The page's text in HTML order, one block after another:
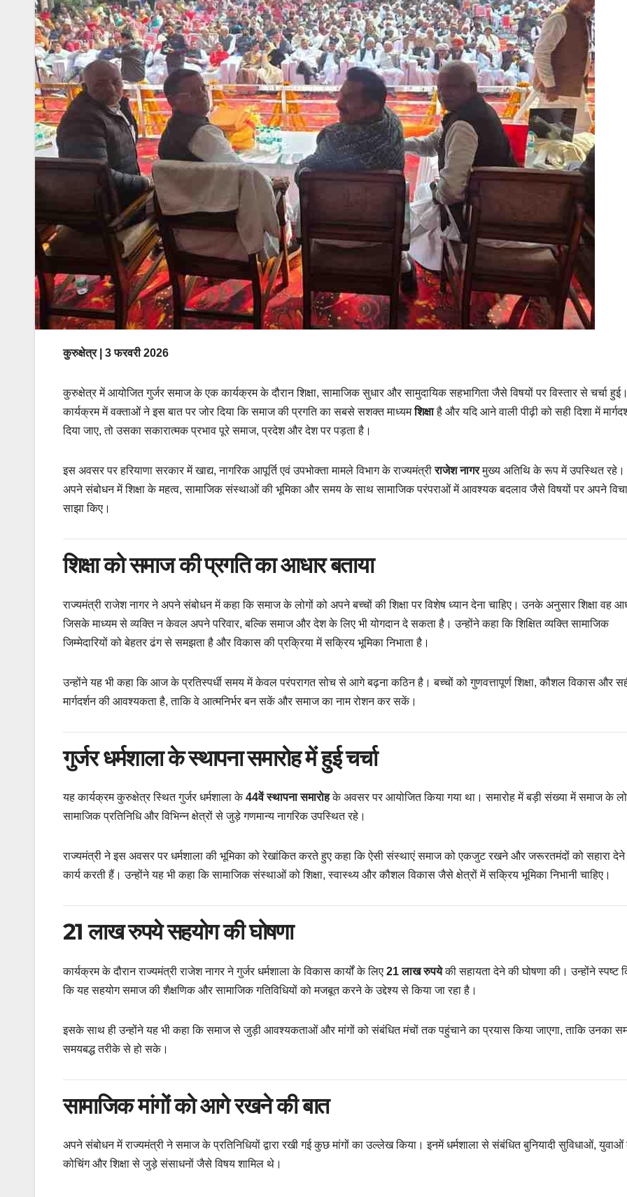
कुरुक्षेत्र | 3 फरवरी 2026
कुरुक्षेत्र में आयोजित गुर्जर समाज के एक कार्यक्रम के दौरान शिक्षा, सामाजिक सुधार और सामुदायिक सहभागिता जैसे विषयों पर विस्तार से चर्चा हुई।
कार्यक्रम में वक्ताओं ने इस बात पर जोर दिया कि समाज की प्रगति का सबसे सशक्त माध्यमशिक्षाहै और यदि आने वाली पीढ़ी को सही दिशा में
दिया जाए, तो उसका सकारात्मक प्रभाव पूरे समाज, प्रदेश और देश पर पड़ता है।
इस अवसर पर हरियाणा सरकार में खाद्य, नागरिक आपूर्ति एवं उपभोक्ता मामले विभाग के राज्यमंत्रीराजेश नागरमुख्य अतिथि के रूप में उपस्थित रहे।
अपने संबोधन में शिक्षा के महत्व, सामाजिक संस्थाओं की भूमिका और समय के साथ सामाजिक परंपराओं में आवश्यक बदलाव जैसे विषयों पर अपने
साझा किए।
शिक्षा को समाज की प्रगति का आधार बताया
राज्यमंत्री राजेश नागर ने अपने संबोधन में कहा कि समाज के लोगों को अपने बच्चों की शिक्षा पर विशेष ध्यान देना चाहिए। उनके अनुसार शिक्षा वह
जिसके माध्यम से व्यक्ति न केवल अपने परिवार, बल्कि समाज और देश के लिए भी योगदान दे सकता है। उन्होंने कहा कि शिक्षित व्यक्ति सामाजिक
जिम्मेदारियों को बेहतर ढंग से समझता है और विकास की प्रक्रिया में सक्रिय भूमिका निभाता है।
उन्होंने यह भी कहा कि आज के प्रतिस्पर्धी समय में केवल परंपरागत सोच से आगे बढ़ना कठिन है। बच्चों को गुणवत्तापूर्ण शिक्षा, कौशल विकास और
मार्गदर्शन की आवश्यकता है, ताकि वे आत्मनिर्भर बन सकें और समाज का नाम रोशन कर सकें।
गुर्जर धर्मशाला के स्थापना समारोह में हुई चर्चा
यह कार्यक्रम कुरुक्षेत्र स्थित गुर्जर धर्मशाला के44वें स्थापना समारोहके अवसर पर आयोजित किया गया था। समारोह में बड़ी संख्या में समाज के
सामाजिक प्रतिनिधि और विभिन्न क्षेत्रों से जुड़े गणमान्य नागरिक उपस्थित रहे।
राज्यमंत्री ने इस अवसर पर धर्मशाला की भूमिका को रेखांकित करते हुए कहा कि ऐसी संस्थाएं समाज को एकजुट रखने और जरूरतमंदों को सहारा देने
कार्य करती हैं। उन्होंने यह भी कहा कि सामाजिक संस्थाओं को शिक्षा, स्वास्थ्य और कौशल विकास जैसे क्षेत्रों में सक्रिय भूमिका निभानी चाहिए।
21 लाख रुपये सहयोग की घोषणा
कार्यक्रम के दौरान राज्यमंत्री राजेश नागर ने गुर्जर धर्मशाला के विकास कार्यों के लिए 21 लाख रुपयेकी सहायता देने की घोषणा की। उन्होंने स्पष्ट
कि यह सहयोग समाज की शैक्षणिक और सामाजिक गतिविधियों को मजबूत करने के उद्देश्य से किया जा रहा है।
इसके साथ ही उन्होंने यह भी कहा कि समाज से जुड़ी आवश्यकताओं और मांगों को संबंधित मंचों तक पहुंचाने का प्रयास किया जाएगा, ताकि उनका
समयबद्ध तरीके से हो सके।
सामाजिक मांगों को आगे रखने की बात
अपने संबोधन में राज्यमंत्री ने समाज के प्रतिनिधियों द्वारा रखी गई कुछ मांगों का उल्लेख किया। इनमें धर्मशाला से संबंधित बुनियादी सुविधाओं,
कोचिंग और शिक्षा से जुड़े संसाधनों जैसे विषय शामिल थे।